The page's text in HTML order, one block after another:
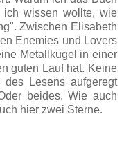
ich wissen wollte, wie
Zwischen Elisabeth
Enemies und Lovers
Metallkugel in einer
guten Lauf hat. Keine
Lesens aufgeregt
beides. Wie auch
hier zwei Sterne.